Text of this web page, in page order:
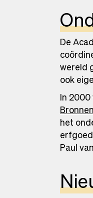
De
wereld
ook
In
het
Paul